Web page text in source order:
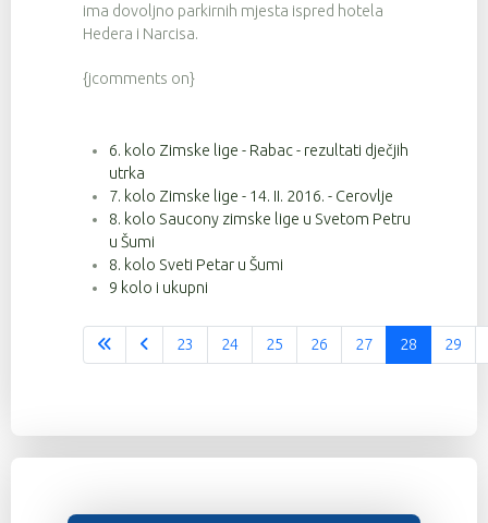
ima dovoljno parkirnih mjesta ispred hotela
Hedera i Narcisa.
{jcomments on}
6. kolo Zimske lige - Rabac - rezultati dječjih
utrka
7. kolo Zimske lige - 14. II. 2016. - Cerovlje
8. kolo Saucony zimske lige u Svetom Petru
u Šumi
8. kolo Sveti Petar u Šumi
9 kolo i ukupni
Stranica 28 od 37
23 24 25 26 27 28 29